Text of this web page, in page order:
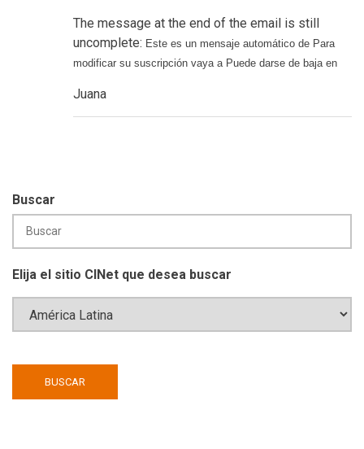
The message at the end of the email is still
uncomplete: Este es un mensaje automático de Para
modificar su suscripción vaya a Puede darse de baja en
Juana
Buscar
Elija el sitio CINet que desea buscar